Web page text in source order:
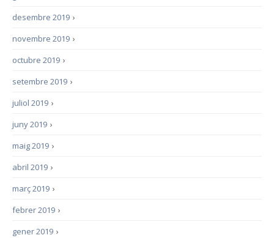
›
desembre 2019
›
novembre 2019
›
octubre 2019
›
setembre 2019
›
juliol 2019
›
juny 2019
›
maig 2019
›
abril 2019
›
març 2019
›
febrer 2019
›
gener 2019